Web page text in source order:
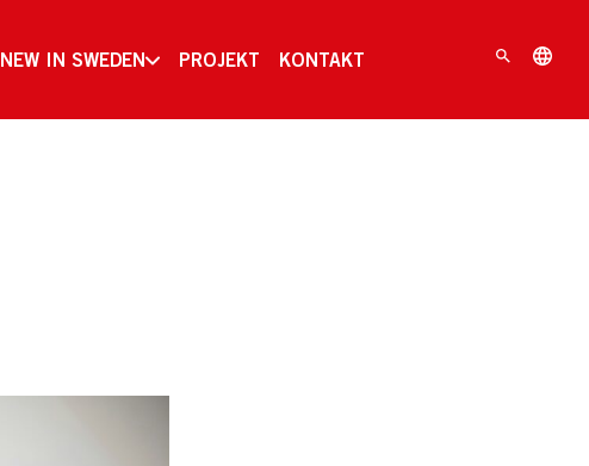
NEW IN SWEDEN PROJEKT KONTAKT